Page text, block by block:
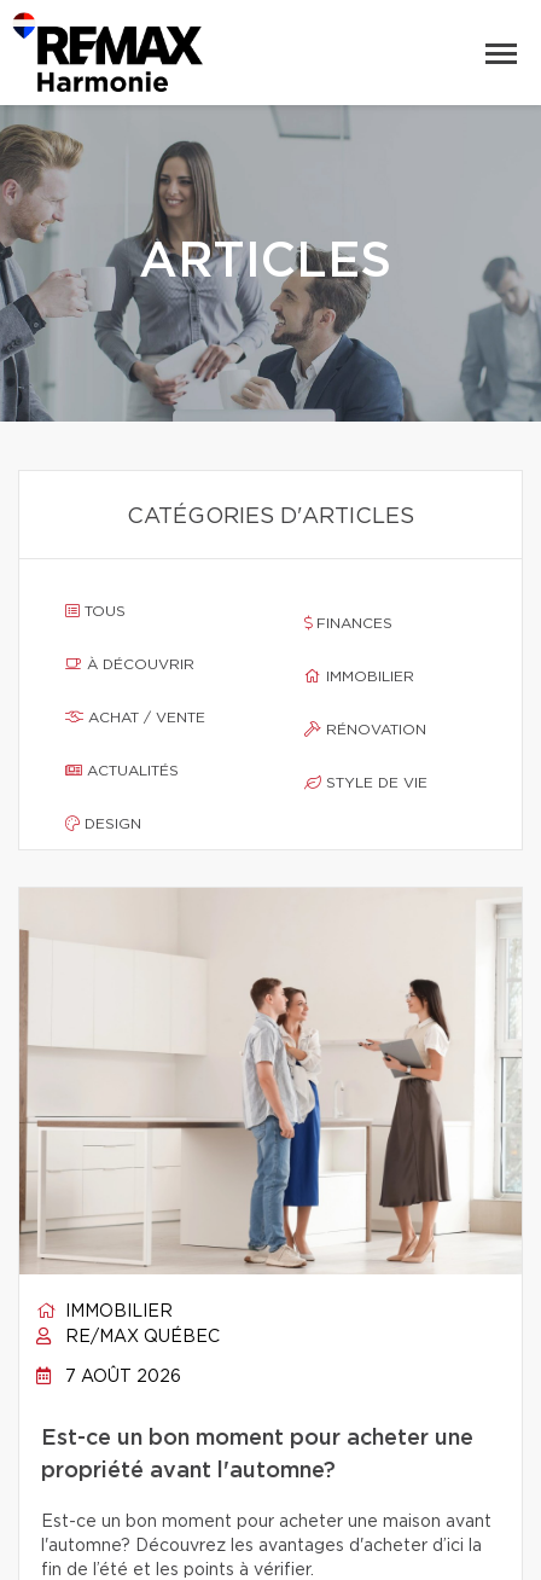
ARTICLES
CATÉGORIES D'ARTICLES
TOUS
À DÉCOUVRIR
ACHAT / VENTE
ACTUALITÉS
DESIGN
FINANCES
IMMOBILIER
RÉNOVATION
STYLE DE VIE
IMMOBILIER
RE/MAX QUÉBEC
7 AOÛT 2026
Est-ce un bon moment pour acheter une
propriété avant l'automne?
Est-ce un bon moment pour acheter une maison avant
l'automne? Découvrez les avantages d'acheter d’ici la
fin de l’été et les points à vérifier.